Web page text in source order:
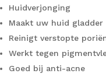
Huidverjonging
Maakt uw huid gladder
Reinigt verstopte
Werkt tegen
Goed bij anti-acne